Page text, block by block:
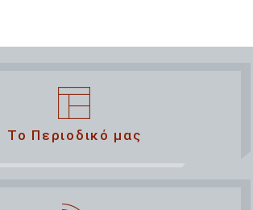
Το Περιοδικό μας